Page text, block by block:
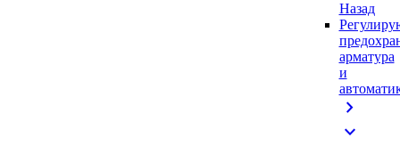
Назад
арматура
и
chevron_right
expand_more